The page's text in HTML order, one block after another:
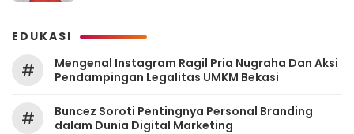
EDUKASI
#
Mengenal Instagram Ragil Pria Nugraha Dan Aksi
Pendampingan Legalitas UMKM Bekasi
#
‎Buncez Soroti Pentingnya Personal Branding
dalam Dunia Digital Marketing